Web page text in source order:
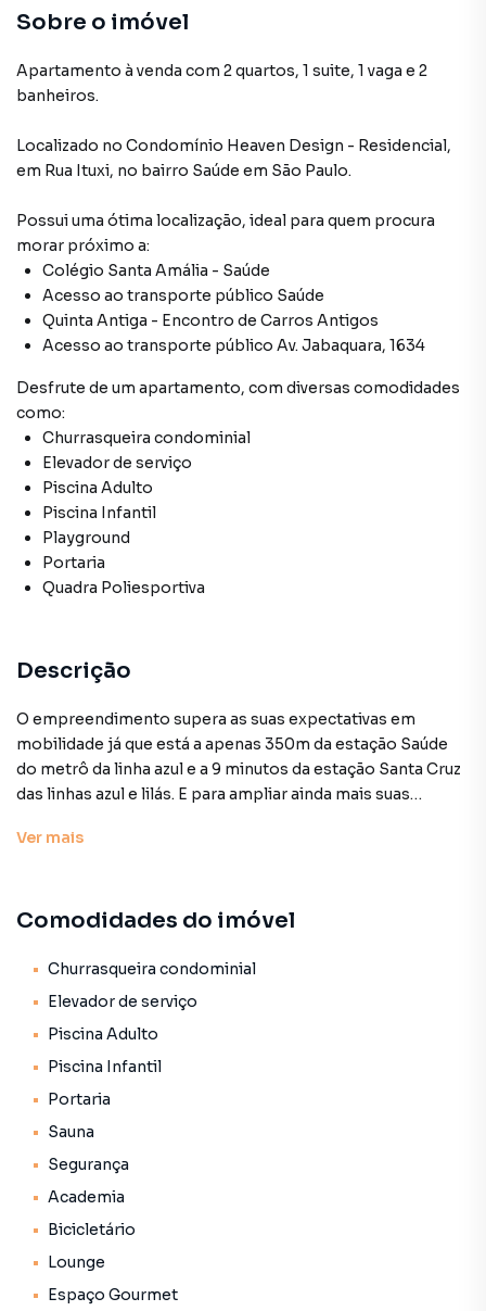
Sobre o imóvel
Apartamento à venda com 2 quartos, 1 suite, 1 vaga e 2
banheiros.
Localizado no Condomínio Heaven Design - Residencial,
em Rua Ituxi, no bairro Saúde em São Paulo.
Possui uma ótima localização, ideal para quem procura
morar próximo a:
Colégio Santa Amália - Saúde
Acesso ao transporte público Saúde
Quinta Antiga - Encontro de Carros Antigos
Acesso ao transporte público Av. Jabaquara, 1634
Desfrute de um apartamento, com diversas comodidades
como:
Churrasqueira condominial
Elevador de serviço
Piscina Adulto
Piscina Infantil
Playground
Portaria
Quadra Poliesportiva
Descrição
O empreendimento supera as suas expectativas em
mobilidade já que está a apenas 350m da estação Saúde
do metrô da linha azul e a 9 minutos da estação Santa Cruz
das linhas azul e lilás. E para ampliar ainda mais suas
avenidas Jabaquara e Indianópolis. Preço e
• Academia
• Bicicletário
• Churrasqueira condominial
• Elevador de serviço
• Elevador social
• Lounge
• Piscina adulto
• Piscina infantil
• Playground
• Quadra poliesportiva
• Salão de festas
Ver mais
Comodidades do imóvel
Churrasqueira condominial
Elevador de serviço
Piscina Adulto
Piscina Infantil
Portaria
Sauna
Segurança
Academia
Bicicletário
Lounge
Espaço Gourmet